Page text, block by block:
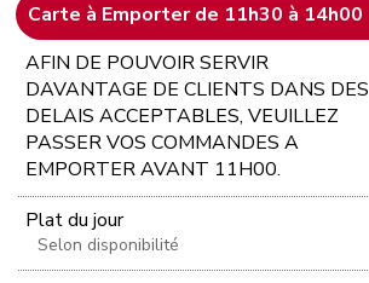
Carte à Emporter de 11h30 à 14h00
AFIN DE POUVOIR SERVIR
DAVANTAGE DE CLIENTS DANS DES
DELAIS ACCEPTABLES, VEUILLEZ
PASSER VOS COMMANDES A
EMPORTER AVANT 11H00.
Plat du jour
Selon disponibilité